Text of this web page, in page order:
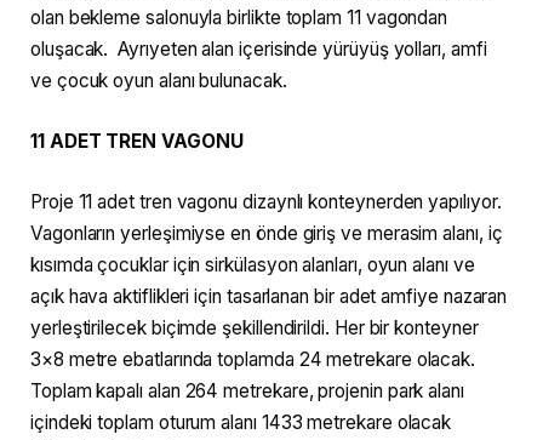
olan bekleme salonuyla birlikte toplam 11 vagondan
oluşacak. Ayrıyeten alan içerisinde yürüyüş yolları, amfi
ve çocuk oyun alanı bulunacak.
11 ADET TREN VAGONU
Proje 11 adet tren vagonu dizaynlı konteynerden yapılıyor.
Vagonların yerleşimiyse en önde giriş ve merasim alanı, iç
kısımda çocuklar için sirkülasyon alanları, oyun alanı ve
açık hava aktiflikleri için tasarlanan bir adet amfiye nazaran
yerleştirilecek biçimde şekillendirildi. Her bir konteyner
3×8 metre ebatlarında toplamda 24 metrekare olacak.
Toplam kapalı alan 264 metrekare, projenin park alanı
içindeki toplam oturum alanı 1433 metrekare olacak